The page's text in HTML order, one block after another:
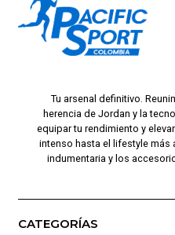
Tu arsenal definitivo.
herencia de Jordan y la
equipar tu rendimiento y
intenso hasta el lifestyle más
indumentaria y los
CATEGORÍAS